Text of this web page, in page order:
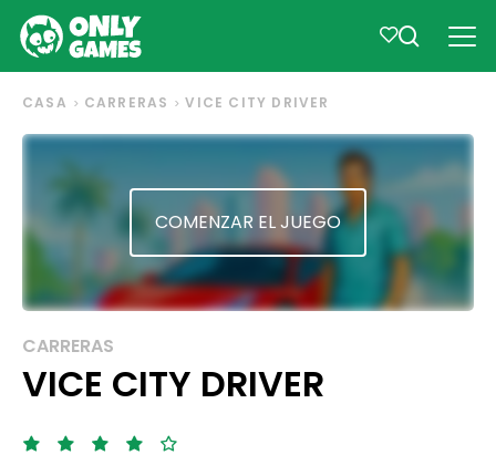
CASA CARRERAS VICE CITY DRIVER
COMENZAR EL JUEGO
CARRERAS
VICE CITY DRIVER